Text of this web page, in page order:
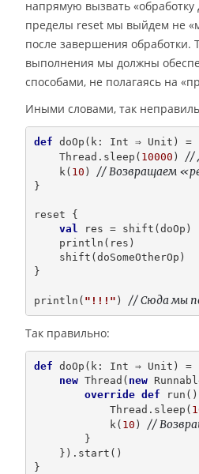
напрямую вызвать «обработку
пределы reset мы выйдем не
после завершения обработки.
выполнения мы должны
способами, не полагаясь на
Иными словами, так
def doOp(k: Int ⇒ Unit) =
Thread.sleep( 10000 ) //
k( 10 ) // Возвращаем
}
reset {
val
res = shift(doOp)
println(res)
shift(doSomeOtherOp)
}
println( "!!!" ) // Сюда мы
Так правильно:
def doOp(k: Int ⇒ Unit) =
new Thread( new
override def
Thread.sleep(
k( 10 ) //
}
}).start()
}